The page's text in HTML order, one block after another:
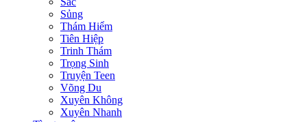
Sủng
Thám Hiểm
Tiên Hiệp
Trinh Thám
Trọng Sinh
Truyện Teen
Võng Du
Xuyên Không
Xuyên Nhanh